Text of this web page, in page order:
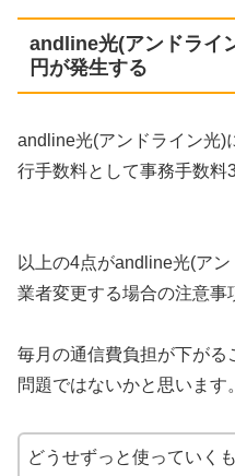
andline光(アンドライ
円が発生する
andline光(アンドライン光)
行手数料として事務手数料
以上の4点がandline光(ア
業者変更する場合の注意事
毎月の通信費負担が下がる
問題ではないかと思います。
どうせずっと使っていく